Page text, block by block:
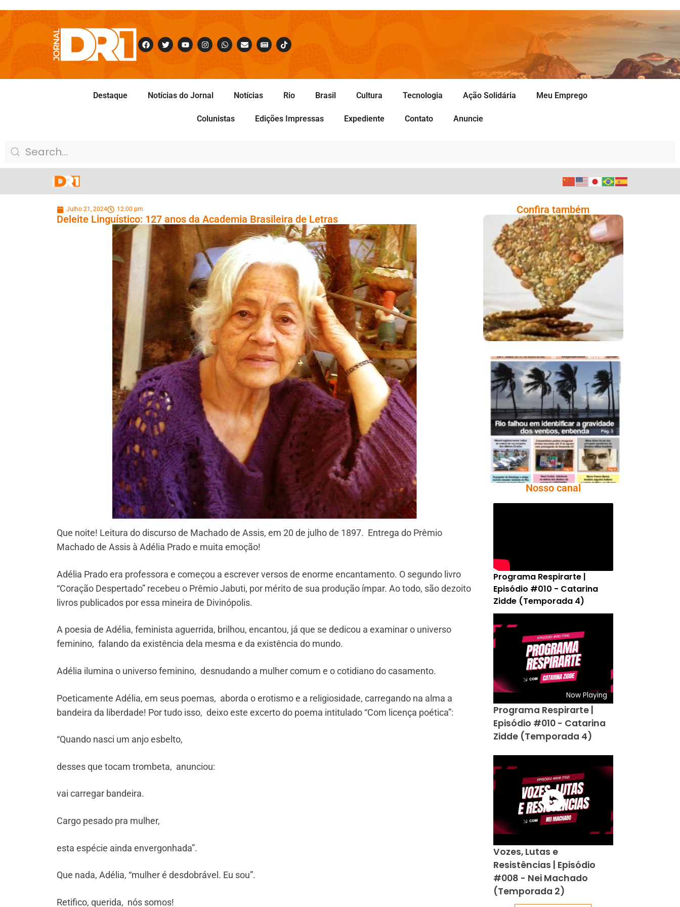
Destaque Notícias do Jornal Notícias Rio Brasil Cultura Tecnologia Ação Solidária Meu Emprego
Colunistas Edições Impressas Expediente Contato Anuncie
Julho 21, 2024 12:00 pm
Deleite Linguístico: 127 anos da Academia Brasileira de Letras
Que noite! Leitura do discurso de Machado de Assis, em 20 de julho de 1897. Entrega do Prêmio
Machado de Assis à Adélia Prado e muita emoção!
Adélia Prado era professora e começou a escrever versos de enorme encantamento. O segundo livro
“Coração Despertado” recebeu o Prêmio Jabuti, por mérito de sua produção ímpar. Ao todo, são dezoito
livros publicados por essa mineira de Divinópolis.
A poesia de Adélia, feminista aguerrida, brilhou, encantou, já que se dedicou a examinar o universo
feminino, falando da existência dela mesma e da existência do mundo.
Adélia ilumina o universo feminino, desnudando a mulher comum e o cotidiano do casamento.
Poeticamente Adélia, em seus poemas, aborda o erotismo e a religiosidade, carregando na alma a
bandeira da liberdade! Por tudo isso, deixo este excerto do poema intitulado “Com licença poética”:
“Quando nasci um anjo esbelto,
desses que tocam trombeta, anunciou:
vai carregar bandeira.
Cargo pesado pra mulher,
esta espécie ainda envergonhada”.
Que nada, Adélia, “mulher é desdobrável. Eu sou”.
Retifico, querida, nós somos!
Confira também
Comer Bem: Cracker
De Sementes
Ano X – Número 366
01 A 07 De Agosto De
2026
Nosso canal
Programa Respirarte |
Episódio #010 - Catarina
Zidde (Temporada 4)
Now Playing
Programa Respirarte |
Episódio #010 - Catarina
Zidde (Temporada 4)
Vozes, Lutas e
Resistências | Episódio
#008 - Nei Machado
(Temporada 2)